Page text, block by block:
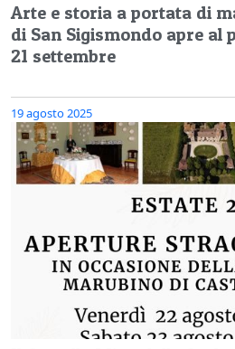
Arte e storia a portata di
di San Sigismondo apre al
21 settembre
19 agosto 2025